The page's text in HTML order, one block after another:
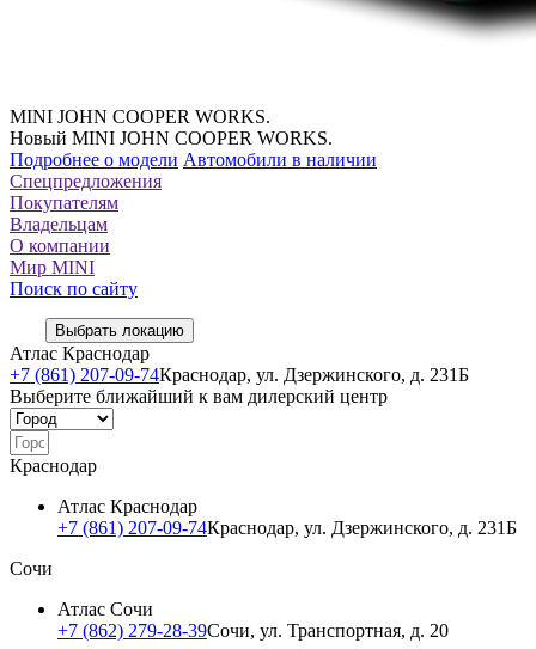
MINI JOHN COOPER WORKS.
Новый MINI JOHN COOPER WORKS.
Подробнее о модели Автомобили в наличии
Спецпредложения
Покупателям
Владельцам
О компании
Мир MINI
Поиск по сайту
Выбрать локацию
Атлас Краснодар
+7 (861) 207-09-74Краснодар, ул. Дзержинского, д. 231Б
Выберите ближайший к вам дилерский центр
Краснодар
Атлас Краснодар
+7 (861) 207-09-74Краснодар, ул. Дзержинского, д. 231Б
Сочи
Атлас Сочи
+7 (862) 279-28-39Сочи, ул. Транспортная, д. 20